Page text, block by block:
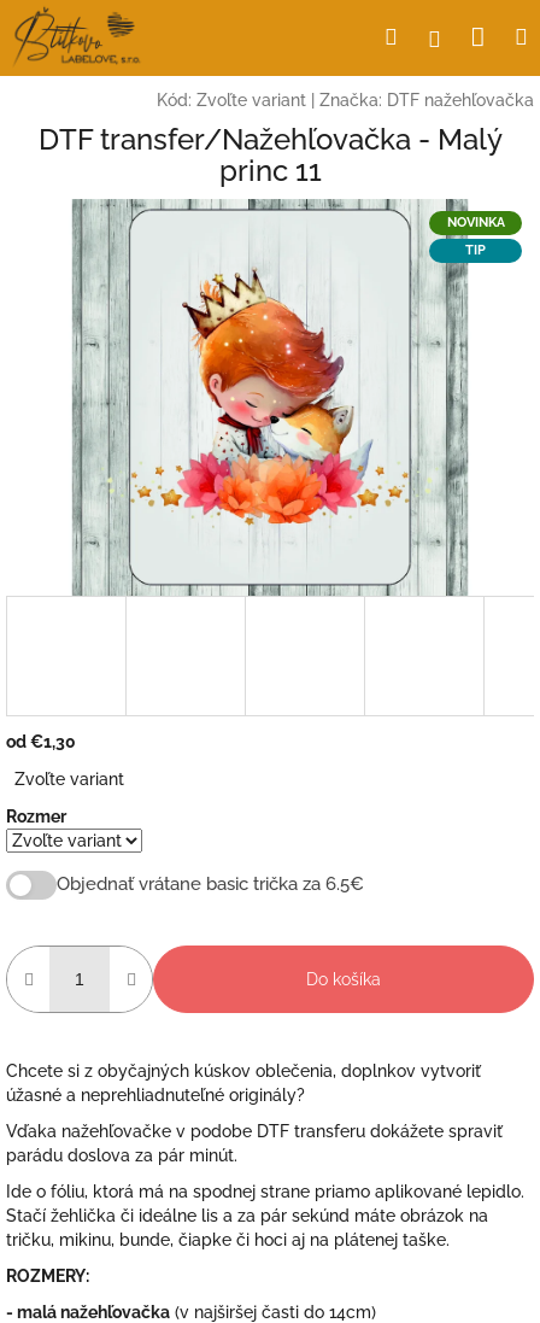
Prejsť
na
obsah
Hľadať
Kód: Zvoľte variant Značka: DTF nažehľovačka
DTF transfer/Nažehľovačka - Malý
princ 11
NOVINKA
TIP
od€1,30
cena:
Zvoľte variant
Rozmer
Objednať vrátane basic trička za 6.5€
Do košíka
Chcete si z obyčajných kúskov oblečenia, doplnkov vytvoriť
úžasné a neprehliadnuteľné originály?
Vďaka nažehľovačke v podobe DTF transferu dokážete spraviť
parádu doslova za pár minút.
Ide o fóliu, ktorá má na spodnej strane priamo aplikované lepidlo.
Stačí žehlička či ideálne lis a za pár sekúnd máte obrázok na
tričku, mikinu, bunde, čiapke či hoci aj na plátenej taške.
ROZMERY:
- malá nažehľovačka (v najširšej časti do 14cm)